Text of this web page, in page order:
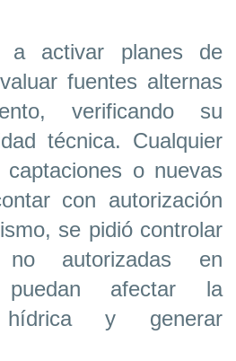
a activar planes de
fuentes alternas
verificando su
técnica. Cualquier
captaciones o nuevas
con autorización
se pidió controlar
no autorizadas en
afectar la
hídrica y generar